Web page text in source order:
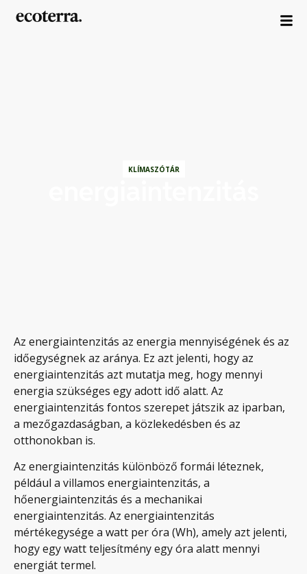
KLÍMASZÓTÁR
Az energiaintenzitás az energia mennyiségének és az
időegységnek az aránya. Ez azt jelenti, hogy az
energiaintenzitás azt mutatja meg, hogy mennyi
energia szükséges egy adott idő alatt. Az
energiaintenzitás fontos szerepet játszik az iparban,
a mezőgazdaságban, a közlekedésben és az
otthonokban is.
Az energiaintenzitás különböző formái léteznek,
például a villamos energiaintenzitás, a
hőenergiaintenzitás és a mechanikai
energiaintenzitás. Az energiaintenzitás
mértékegysége a watt per óra (Wh), amely azt jelenti,
hogy egy watt teljesítmény egy óra alatt mennyi
energiát termel.